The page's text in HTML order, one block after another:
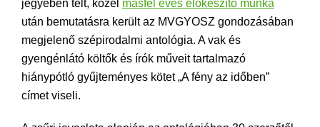
jegyében telt, közel másfél éves előkészítő munka
után bemutatásra került az MVGYOSZ gondozásában
megjelenő szépirodalmi antológia. A vak és
gyengénlátó költők és írók műveit tartalmazó
hiánypótló gyűjteményes kötet „A fény az időben”
címet viseli.